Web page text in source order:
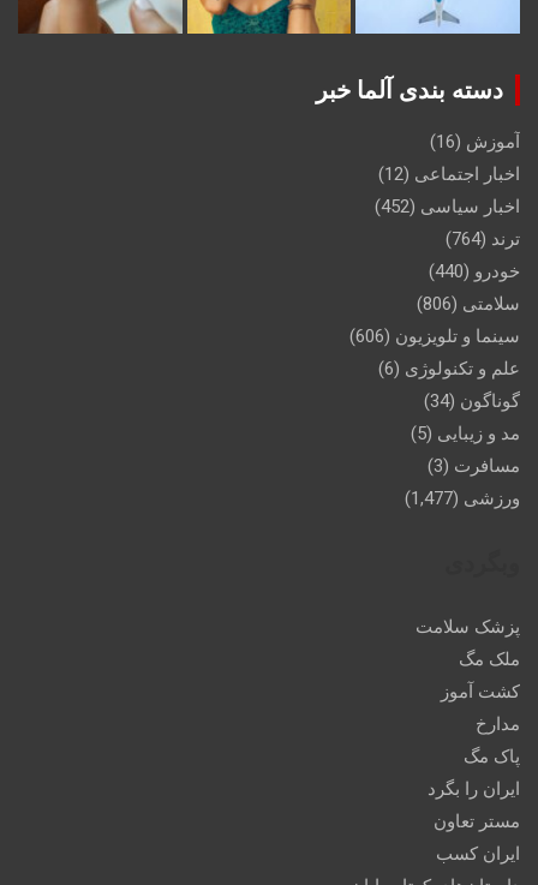
دسته بندی آلما خبر
آموزش (16)
اخبار اجتماعی (12)
اخبار سیاسی (452)
ترند (764)
خودرو (440)
سلامتی (806)
سینما و تلویزیون (606)
علم و تکنولوژی (6)
گوناگون (34)
مد و زیبایی (5)
مسافرت (3)
ورزشی (1,477)
پزشک سلامت
ملک مگ
کشت آموز
مدارخ
پاک مگ
ایران را بگرد
مستر تعاون
ایران کسب